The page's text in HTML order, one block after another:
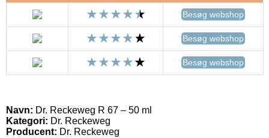
Besøg webshop
Besøg webshop
Besøg webshop
Navn: Dr. Reckeweg R 67 – 50 ml
Kategori: Dr. Reckeweg
Producent: Dr. Reckeweg